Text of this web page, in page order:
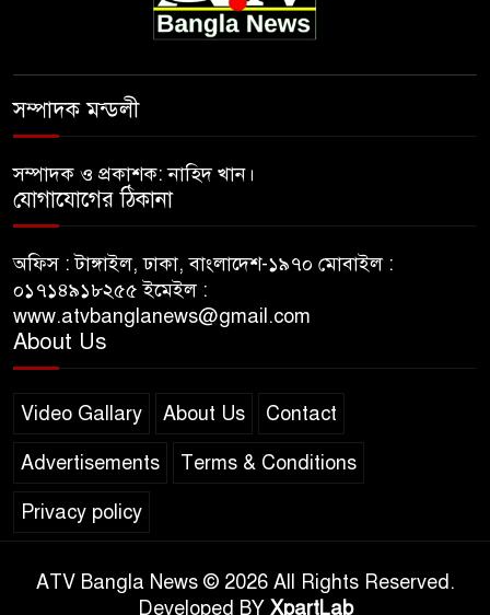
সম্পাদক মন্ডলী
সম্পাদক ও প্রকাশক: নাহিদ খান।
যোগাযোগের ঠিকানা
অফিস : টাঙ্গাইল, ঢাকা, বাংলাদেশ-১৯৭০ মোবাইল :
০১৭১৪৯১৮২৫৫ ইমেইল :
www.atvbanglanews@gmail.com
About Us
Video Gallary About Us Contact
Advertisements Terms & Conditions
Privacy policy
ATV Bangla News © 2026 All Rights Reserved.
Developed BY XpartLab